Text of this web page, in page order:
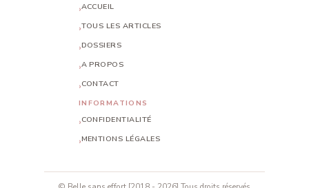
ACCUEIL
TOUS LES ARTICLES
DOSSIERS
A PROPOS
CONTACT
INFORMATIONS
CONFIDENTIALITÉ
MENTIONS LÉGALES